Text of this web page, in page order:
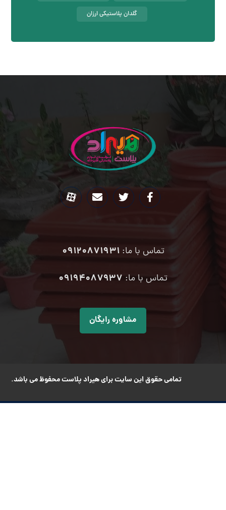
گلدان پلاستیکی ارزان
تماس با ما:09120871931
تماس با ما: ۰۹۱۹۴۰۸۷۹۳۷
مشاوره رایگان
تمامی حقوق این سایت برای هیراد پلاست محفوظ می باشد.